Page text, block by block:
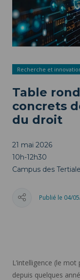
Recherche et
Table
concrets
du droit
21 mai 2026
10h-12h30
Campus des
Publié le 04/
L’intelligence (le
depuis quelques